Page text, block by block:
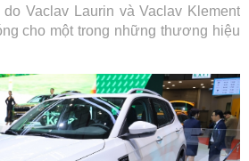
Vaclav Laurin và Vaclav Klement
cho một trong những thương hiệu